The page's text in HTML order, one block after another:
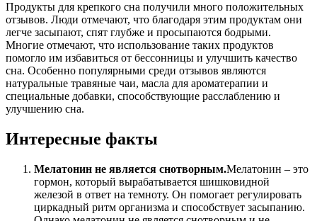
Продукты для крепкого сна получили много положительных
отзывов. Люди отмечают, что благодаря этим продуктам они
легче засыпают, спят глубже и просыпаются бодрыми.
Многие отмечают, что использование таких продуктов
помогло им избавиться от бессонницы и улучшить качество
сна. Особенно популярными среди отзывов являются
натуральные травяные чаи, масла для ароматерапии и
специальные добавки, способствующие расслаблению и
улучшению сна.
Интересные факты
Мелатонин не является снотворным.Мелатонин – это
гормон, который вырабатывается шишковидной
железой в ответ на темноту. Он помогает регулировать
циркадный ритм организма и способствует засыпанию.